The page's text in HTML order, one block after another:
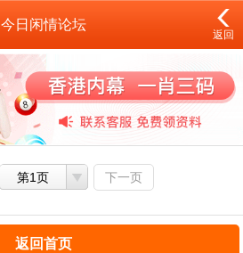
今日闲情论坛
返回
第1页 下一页
返回首页